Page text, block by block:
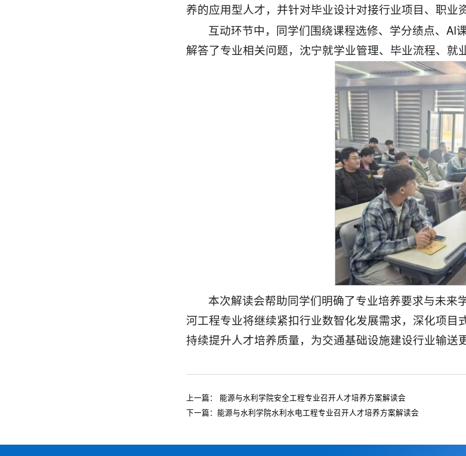
养的应用型人才，并针对毕业设计对接行业项目、职业
互动环节中，同学们围绕课程选修、学分绩点、AI
解答了专业相关问题，沈宁就学业管理、毕业流程、就
本次解读会帮助同学们明确了专业培养要求与未
河工程专业将继续紧扣行业数智化发展需求，深化项目
持续提升人才培养质量，为交通基础设施建设行业输送
上一篇：能源与水利学院安全工程专业召开人才培养方案解读会
下一篇：能源与水利学院水利水电工程专业召开人才培养方案解读会